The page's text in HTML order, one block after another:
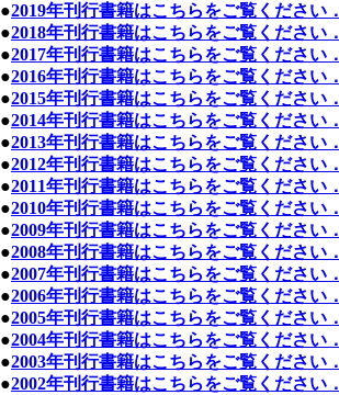
●2019年刊行書籍はこちらをご覧ください．
●2018年刊行書籍はこちらをご覧ください．
●2017年刊行書籍はこちらをご覧ください．
●2016年刊行書籍はこちらをご覧ください．
●2015年刊行書籍はこちらをご覧ください．
●2014年刊行書籍はこちらをご覧ください．
●2013年刊行書籍はこちらをご覧ください．
●2012年刊行書籍はこちらをご覧ください．
●2011年刊行書籍はこちらをご覧ください．
●2010年刊行書籍はこちらをご覧ください．
●2009年刊行書籍はこちらをご覧ください．
●2008年刊行書籍はこちらをご覧ください．
●2007年刊行書籍はこちらをご覧ください．
●2006年刊行書籍はこちらをご覧ください．
●2005年刊行書籍はこちらをご覧ください．
●2004年刊行書籍はこちらをご覧ください．
●2003年刊行書籍はこちらをご覧ください．
●2002年刊行書籍はこちらをご覧ください．